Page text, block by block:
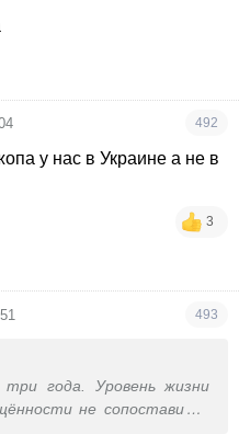
492
у нас в Украине а не в
3
493
года. Уровень жизни
не сопоставим с